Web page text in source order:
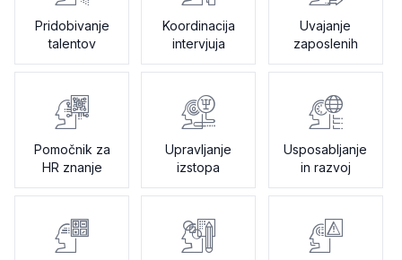
Pridobivanje
talentov
Koordinacija
intervjuja
Uvajanje
zaposlenih
Pomočnik za
HR znanje
Upravljanje
izstopa
Usposabljanje
in razvoj